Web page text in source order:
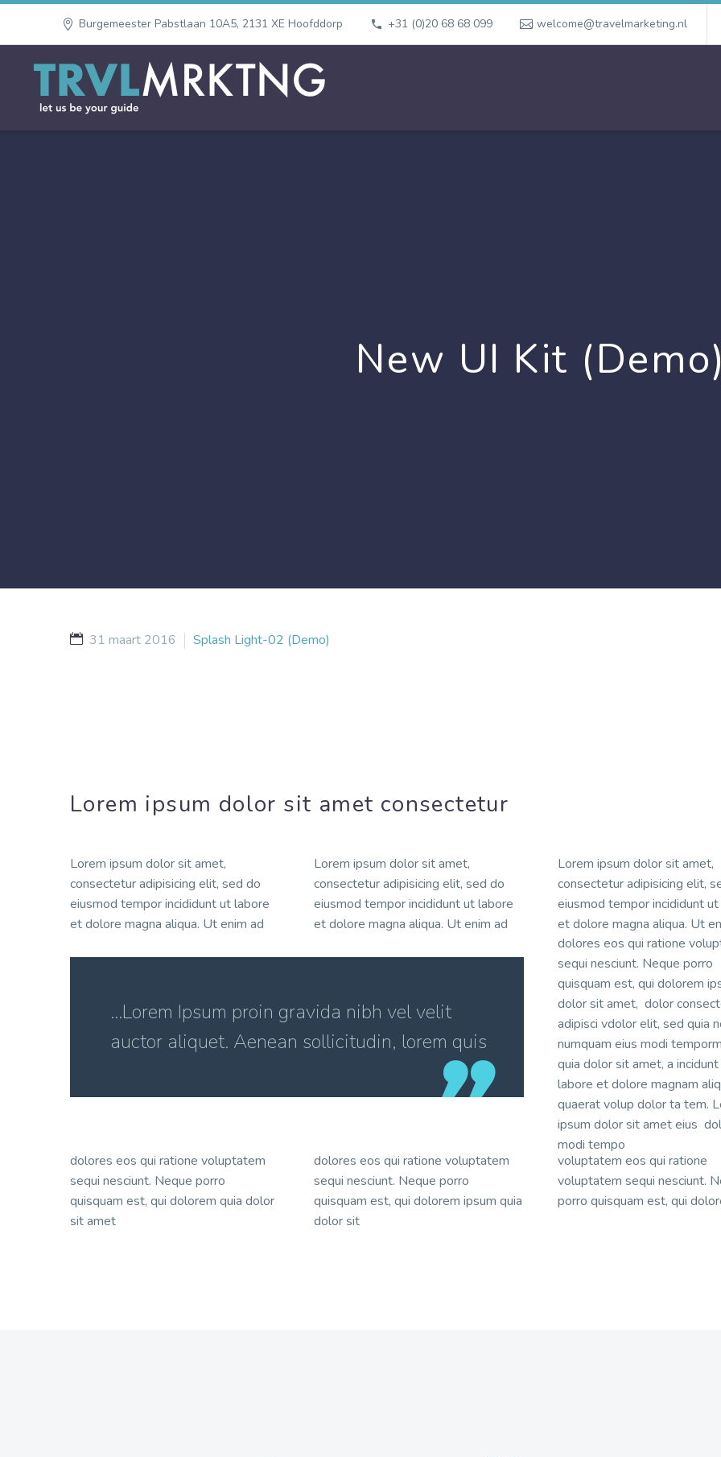
Burgemeester Pabstlaan 10A5, 2131 XE Hoofddorp +31 (0)20 68 68 099 welcome@travelmarketing.nl
New UI Kit
31 maart 2016 Splash Light-02 (Demo)
Lorem ipsum dolor sit amet consectetur
Lorem ipsum dolor sit amet,
consectetur adipisicing elit, sed do
eiusmod tempor incididunt ut labore
et dolore magna aliqua. Ut enim ad
Lorem ipsum dolor sit amet,
consectetur adipisicing elit, sed do
eiusmod tempor incididunt ut labore
et dolore magna aliqua. Ut enim ad
Lorem ipsum dolor sit amet,
consectetur adipisicing elit,
eiusmod tempor incididunt
et dolore magna aliqua. Ut
…Lorem Ipsum proin gravida nibh vel velit
auctor aliquet. Aenean sollicitudin, lorem quis
dolores eos qui ratione
sequi nesciunt. Neque porro
quisquam est, qui dolorem
dolor sit amet, dolor
adipisci vdolor elit, sed quia
numquam eius modi
quia dolor sit amet, a
labore et dolore magnam
quaerat volup dolor ta tem.
ipsum dolor sit amet eius
modi tempo
dolores eos qui ratione voluptatem
sequi nesciunt. Neque porro
quisquam est, qui dolorem quia dolor
sit amet
dolores eos qui ratione voluptatem
sequi nesciunt. Neque porro
quisquam est, qui dolorem ipsum quia
dolor sit
voluptatem eos qui ratione
voluptatem sequi nesciunt.
porro quisquam est, qui